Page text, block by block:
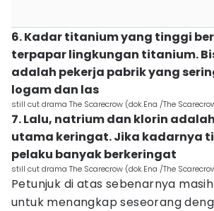
6. Kadar titanium yang tinggi
terpapar lingkungan titanium.
adalah pekerja pabrik yang
logam dan las
still cut drama The Scarecrow (dok.Ena /The
7. Lalu, natrium dan klorin
utama keringat. Jika kadarnya
pelaku banyak berkeringat
still cut drama The Scarecrow (dok.Ena /The
Petunjuk di atas sebenarnya
untuk menangkap seseorang